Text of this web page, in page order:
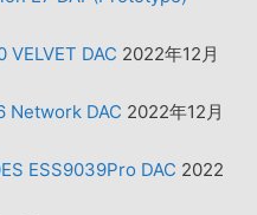
DAC 2022年12月
Network DAC 2022年12月
ESS9039Pro DAC 2022